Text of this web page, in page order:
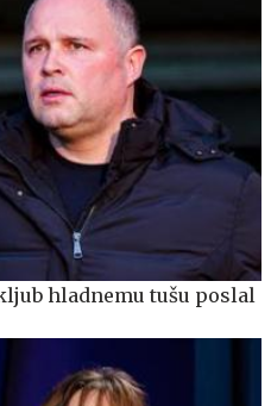
hladnemu tušu poslal